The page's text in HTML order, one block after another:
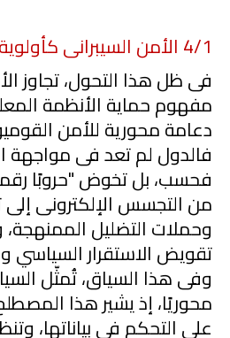
4/1
الأمن السيبرانى
فىظل هذا التحول، تجاوز
مفهوم حماية الأنظمة
دعامة محورية للأمن القومي
فالدول لم تعد فى مواجهة
فحسب، بل تخوض "حروبًا
من التجسس الإلكترونى
وحملات التضليل
تقويض الاستقرارالسياسي
وفىهذا السياق، تُمثّل
محوريًا، إذ يشير هذا
على التحكم فى بياناتها،